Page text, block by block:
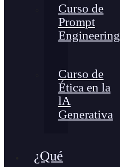
Curso de
Prompt
Engineering
Curso de
Ética en la
lA
Generativa
¿Qué